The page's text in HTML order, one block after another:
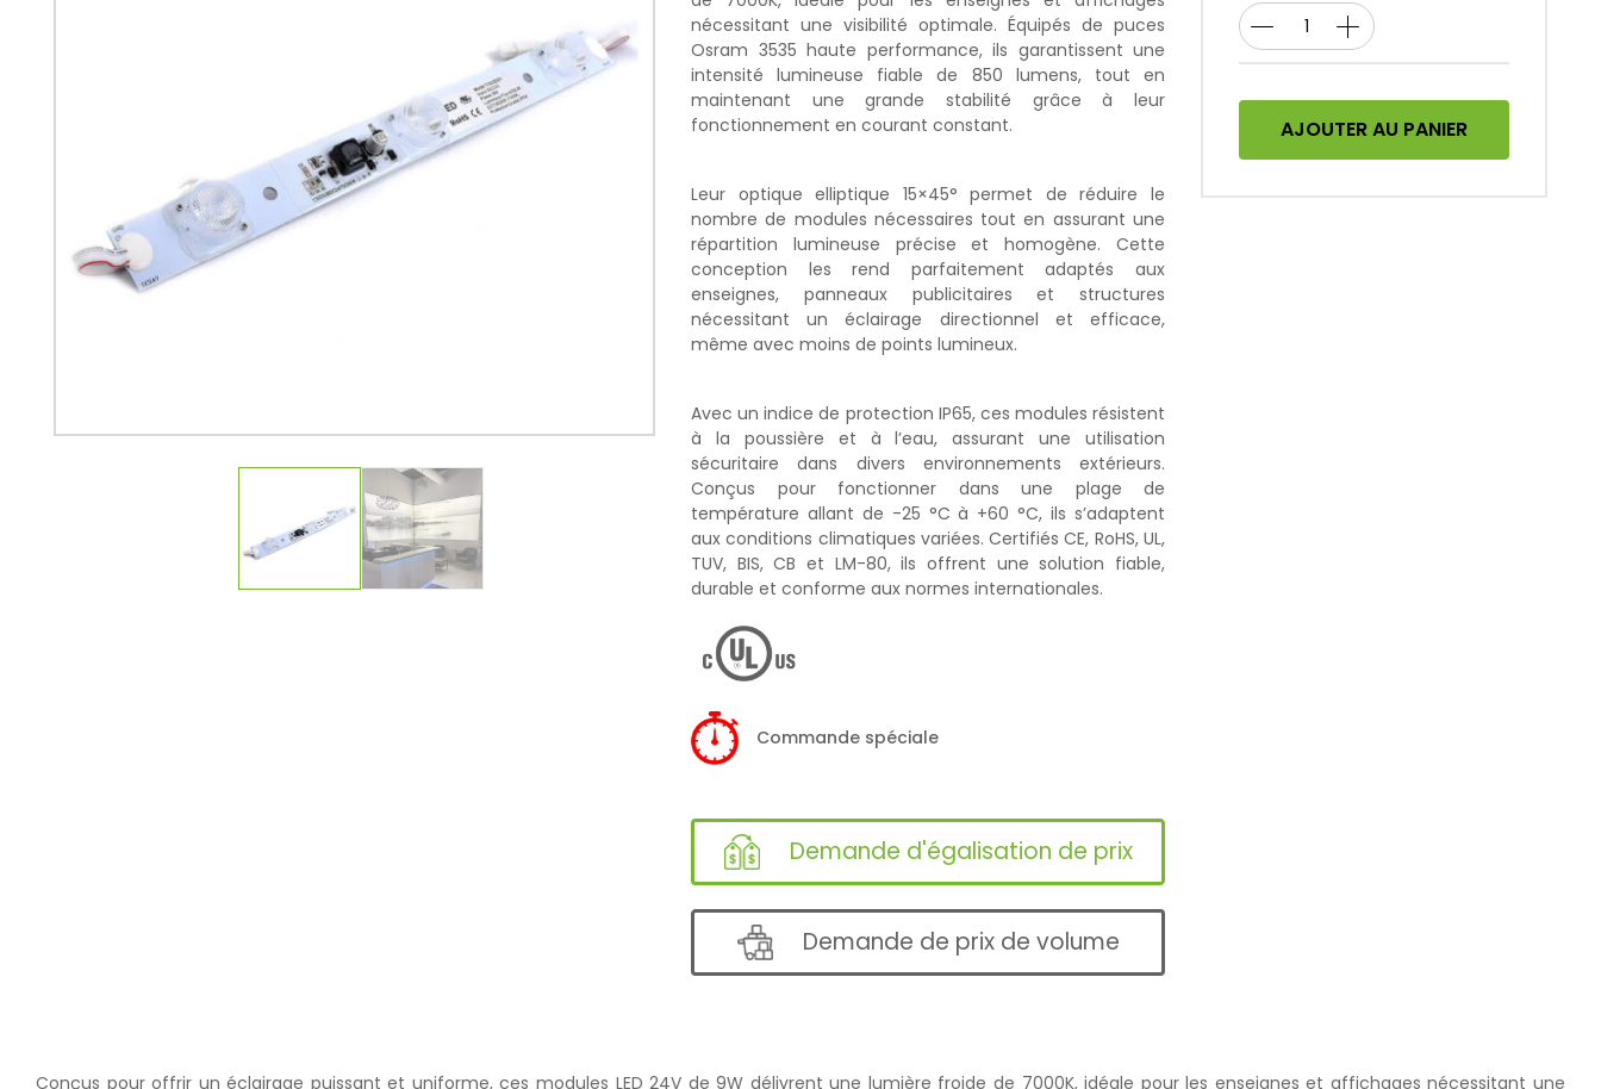
nécessitant une visibilité optimale. Équipés de puces
Osram 3535 haute performance, ils garantissent une
intensité lumineuse fiable de 850 lumens, tout en
maintenant une grande stabilité grâce à leur
fonctionnement en courant constant.
Leur optique elliptique 15×45° permet de réduire le
nombre de modules nécessaires tout en assurant une
répartition lumineuse précise et homogène. Cette
conception les rend parfaitement adaptés aux
enseignes, panneaux publicitaires et structures
nécessitant un éclairage directionnel et efficace,
même avec moins de points lumineux.
Avec un indice de protection IP65, ces modules résistent
à la poussière et à l’eau, assurant une utilisation
sécuritaire dans divers environnements extérieurs.
Conçus pour fonctionner dans une plage de
température allant de -25 °C à +60 °C, ils s’adaptent
aux conditions climatiques variées. Certifiés CE, RoHS, UL,
TUV, BIS, CB et LM-80, ils offrent une solution fiable,
durable et conforme aux normes internationales.
Commande spéciale
Demande d'égalisation de prix
Demande de prix de volume
AJOUTER AU PANIER
Conçus pour offrir un éclairage puissant et uniforme, ces modules LED 24V de 9W délivrent une lumière froide de 7000K, idéale pour les enseignes et affichages nécessitant une